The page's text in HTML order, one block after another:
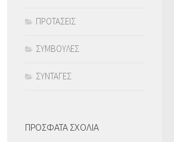
ΠΡΟΤΑΣΕΙΣ
ΣΥΜΒΟΥΛΕΣ
ΣΥΝΤΑΓΕΣ
ΠΡΟΣΦΑΤΑ ΣΧΟΛΙΑ